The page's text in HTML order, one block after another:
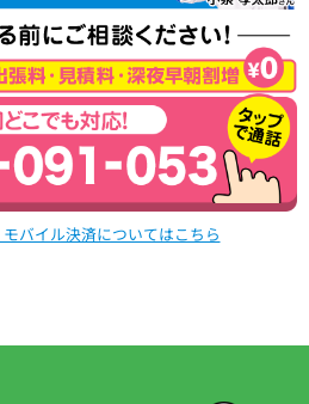
バイル決済についてはこちら